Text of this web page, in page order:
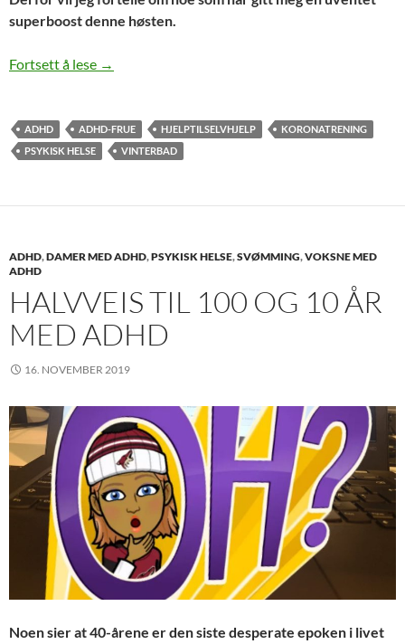
superboost denne høsten.
Fortsett å lese Jeg har oppdaget en effektiv og gratis
→
ADHD ADHD-FRUE HJELPTILSELVHJELP
KORONATRENING
PSYKISK HELSE
VINTERBAD
ADHD,DAMER MED ADHD,PSYKISK HELSE,SVØMMING,VOKSNE MED
ADHD
HALVVEIS TIL 100 OG 10 ÅR
MED ADHD
16. NOVEMBER 2019
Noen sier at 40-årene er den siste desperate epoken i livet